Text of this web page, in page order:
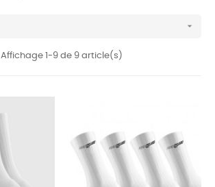

Affichage 1-9 de 9 article(s)